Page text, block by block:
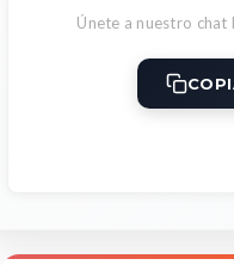
Únete a nuestro